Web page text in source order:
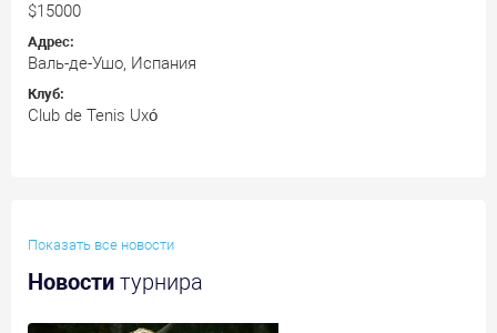
$15000
Адрес:
Валь-де-Ушо, Испания
Клуб:
Club de Tenis Uxó
Показать все новости
Новости турнира